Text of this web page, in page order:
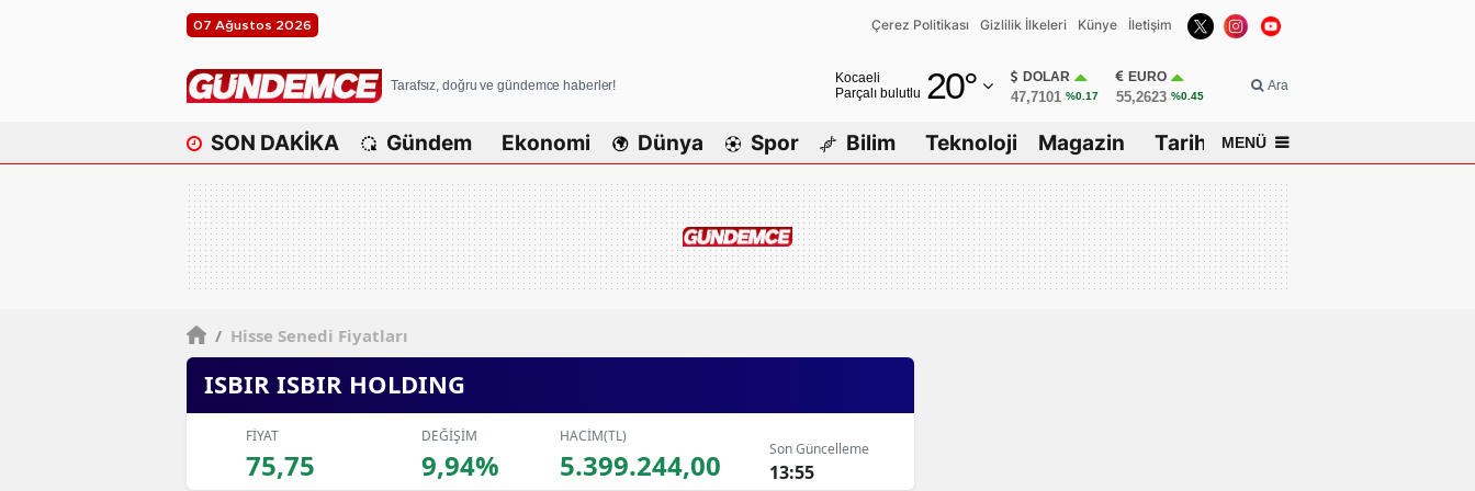
07 Ağustos 2026 Çerez Politikası Gizlilik İlkeleri Künye İletişim
Tarafsız, doğru ve gündemce haberler!
Kocaeli
Parçalı bulutlu 20°
Afyonkarahisar
Ağrı
Amasya
Ankara
DOLAR
47,7101 %0.17
EURO
55,2623 %0.45
Ara
SON DAKİKA Gündem Ekonomi Dünya Spor Bilim Teknoloji Magazin Tarih MENÜ
/ Hisse Senedi Fiyatları
ISBIR ISBIR HOLDING
FİYAT
75,75
DEĞİŞİM
9,94%
HACİM(TL)
5.399.244,00 Son Güncelleme
13:55